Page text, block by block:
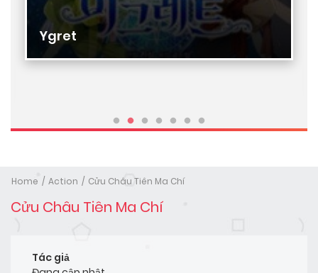
Ygret
Home Action Cửu Châu Tiên Ma Chí
Cửu Châu Tiên Ma Chí
Tác giả